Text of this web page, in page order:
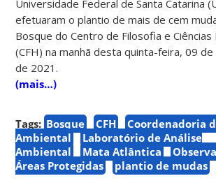
Universidade Federal de Santa Catarina
efetuaram o plantio de mais de cem
Bosque do Centro de Filosofia e Ciências
(CFH) na manhã desta quinta-feira, 09
de 2021.
(mais…)
Tags: Bosque CFH
Coordenadoria
Ambiental
Laboratório de Análise
Ambiental
Mata Atlântica
Áreas Protegidas
plantio de mudas